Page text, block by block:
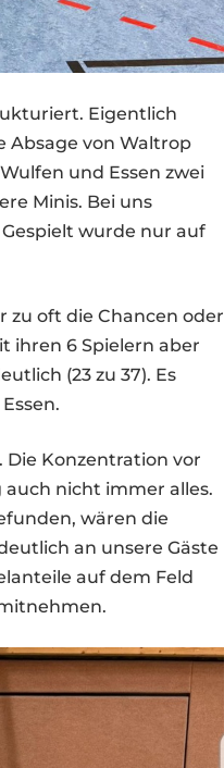
Eigentlich
Absage von Waltrop
und Essen zwei
Minis. Bei uns
wurde nur auf
zu oft die Chancen oder
ihren 6 Spielern aber
(23 zu 37). Es
Konzentration vor
nicht immer alles.
wären die
an unsere Gäste
auf dem Feld